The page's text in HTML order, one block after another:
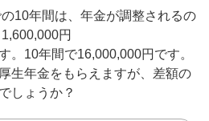
10年間は、年金が調整されるの
円
。10年間で16,000,000円です。
生年金をもらえますが、差額の
しょうか？